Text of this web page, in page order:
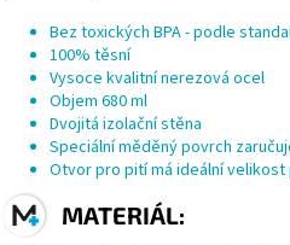
Bez toxických BPA- podle
100% těsní
Vysoce kvalitnínerezová ocel
Objem 680 ml
Dvojitá izolační stěna
Speciální měděný povrch
Otvor pro pití má ideální
MATERIÁL: